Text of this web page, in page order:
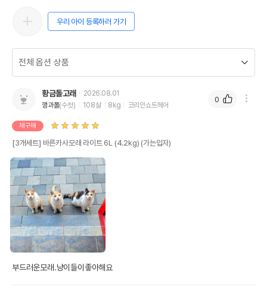
우리 아이 등록하러 가기
황금돌고래
2026.08.01
깽과폴(수컷) 108살 8kg 코리안쇼트헤어
재구매
[3개세트] 바른카사모래 라이트 6L (4.2kg) (가는입자)
부드러운모래.냥이들이좋아해요
0